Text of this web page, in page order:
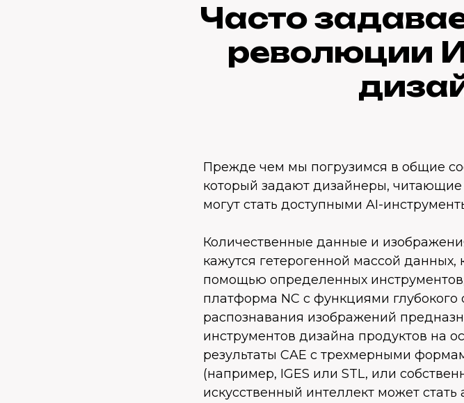
Часто
революции
Прежде чем мы погрузимся в общие
который задают дизайнеры, читающие
могут стать доступными AI-
Количественные данные и
кажутся гетерогенной массой
помощью определенных
платформа NC с функциями
распознавания изображений
инструментов дизайна продуктов на
результаты CAE с трехмерными
(например, IGES или STL, или
искусственный интеллект может